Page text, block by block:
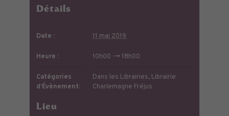
Détails
Date : 11 mai 2019
Heure : 10h00 --> 18h00
Catégories
d’Évènement:
Dans les Librairies, Librairie
Charlemagne Fréjus
Lieu